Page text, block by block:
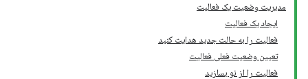
مدیریت وضعیت یک فعالیت
ایجاد یک فعالیت
فعالیت را به حالت جدید هدایت کنید
تعیین وضعیت فعلی فعالیت
فعالیت را از نو بسازید